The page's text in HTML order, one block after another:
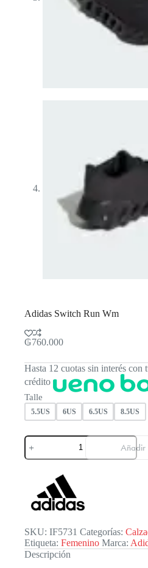
Adidas Switch Run Wm
₲760.000
Hasta 12 cuotas sin interés con
crédito
Talle
5.5US 6US 6.5US 8.5US
Adidas
Switch
Run
cantidad
Añadir
SKU: IF5731 Categorías:
Etiqueta: Femenino Marca:
Descripción